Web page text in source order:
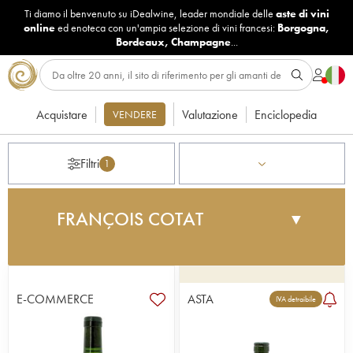
Ti diamo il benvenuto su iDealwine, leader mondiale delle aste di vini
onlineed enoteca con un'ampia selezione di vini francesi: Borgogna,
Bordeaux, Champagne...
Acquistare VENDERE Valutazione Enciclopedia
Filtri 1
FRANÇOIS COTAT ▼
1998. Questa piccola proprietà di famiglia situata
a Chavignol (un villaggio famoso per il suo
formaggio di capra) possiede parcelle a Grande
Côte, Monts Damnés e Culs de Beaujeu (le
E-COMMERCE ASTA IVA detraibile